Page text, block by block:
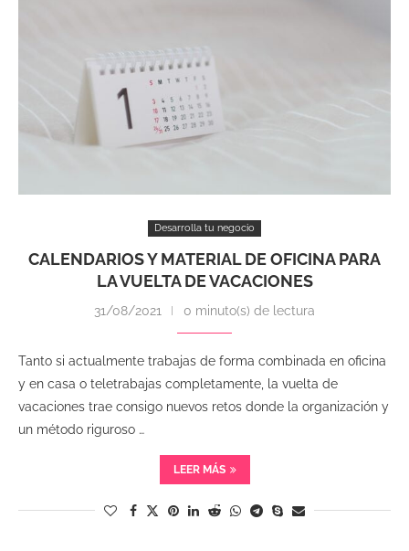
Desarrolla tu negocio
CALENDARIOS Y MATERIAL DE OFICINA PARA
LA VUELTA DE VACACIONES
31/08/2021 0 minuto(s) de lectura
Tanto si actualmente trabajas de forma combinada en oficina
y en casa o teletrabajas completamente, la vuelta de
vacaciones trae consigo nuevos retos donde la organización y
un método riguroso …
LEER MÁS